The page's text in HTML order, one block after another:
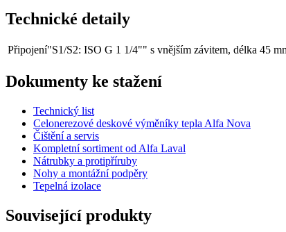
Technické detaily
Připojení"S1/S2: ISO G 1 1/4"" s vnějším závitem, délka 45
Dokumenty ke stažení
Technický list
Celonerezové deskové výměníky tepla Alfa Nova
Čištění a servis
Kompletní sortiment od Alfa Laval
Nátrubky a protipříruby
Nohy a montážní podpěry
Tepelná izolace
Související produkty